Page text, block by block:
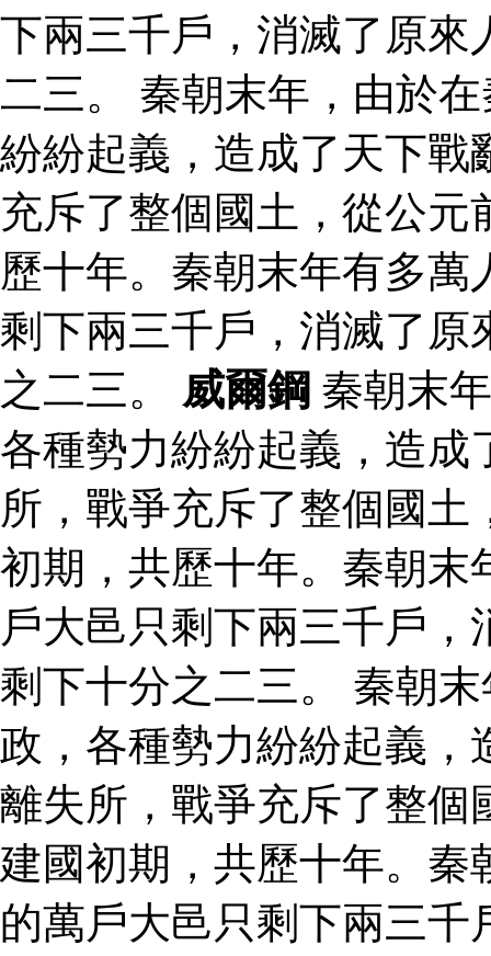
下兩三千戶，消滅了原來
二三。 秦朝末年，由於
紛紛起義，造成了天下戰
充斥了整個國土，從公
歷十年。秦朝末年有多
剩下兩三千戶，消滅了原
之二三。 威爾鋼 秦朝末
各種勢力紛紛起義，造成
所，戰爭充斥了整個國
初期，共歷十年。秦朝末
戶大邑只剩下兩三千戶
剩下十分之二三。 秦朝
政，各種勢力紛紛起義，
離失所，戰爭充斥了整個
建國初期，共歷十年。秦
的萬戶大邑只剩下兩三